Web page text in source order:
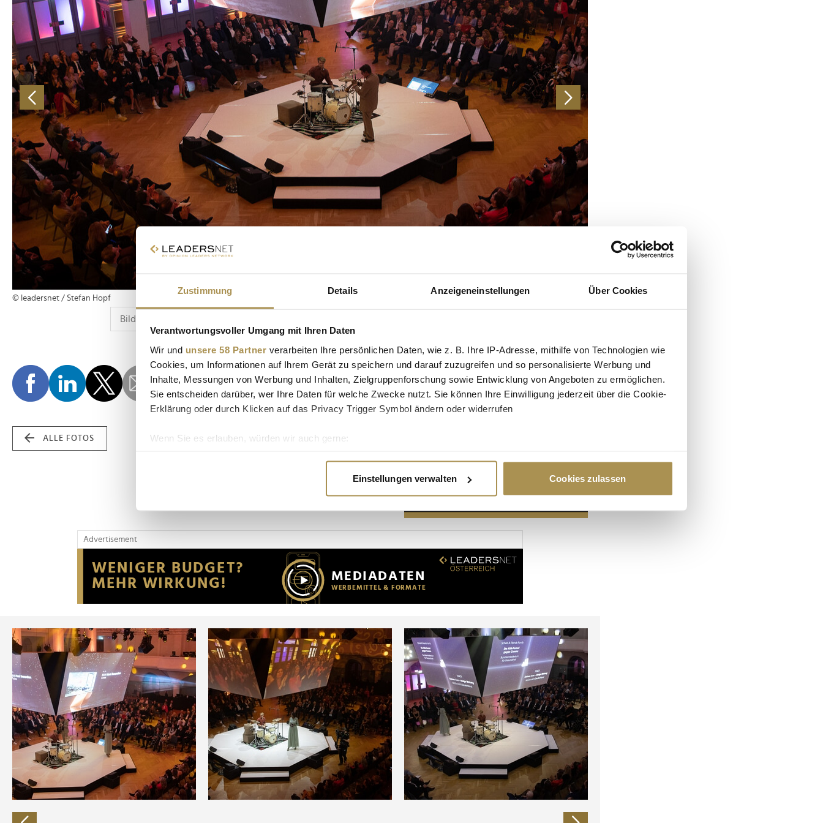
Zustimmung Details Anzeigeneinstellungen Über Cookies
Verantwortungsvoller Umgang mit Ihren Daten
Wir und unsere 58 Partner verarbeiten Ihre persönlichen Daten, wie z. B. Ihre IP-Adresse, mithilfe von Technologien wie
Cookies, um Informationen auf Ihrem Gerät zu speichern und darauf zuzugreifen und so personalisierte Werbung und
Inhalte, Messungen von Werbung und Inhalten, Zielgruppenforschung sowie Entwicklung von Angeboten zu ermöglichen.
Sie entscheiden darüber, wer Ihre Daten für welche Zwecke nutzt. Sie können Ihre Einwilligung jederzeit über die Cookie-
Erklärung oder durch Klicken auf das Privacy Trigger Symbol ändern oder widerrufen
Wenn Sie es erlauben, würden wir auch gerne:
Erfahren Sie mehr darüber, wie Ihre persönlichen Daten verarbeitet werden, und legen Sie Ihre Präferenzen im
Wir verwenden Cookies, um Inhalte und Anzeigen zu personalisieren, Funktionen für soziale Medien anbieten zu können
Website an unsere Partner für soziale Medien, Werbung und Analysen weiter. Unsere Partner führen diese Informationen
möglicherweise mit weiteren Daten zusammen, die Sie ihnen bereitgestellt haben oder die sie im Rahmen Ihrer Nutzung
der Dienste gesammelt haben.
Einstellungen verwalten Cookies zulassen
© leadersnet / Stefan Hopf
ALLE FOTOS
Advertisement
Advertisement